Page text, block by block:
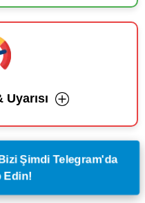
Şimdi Telegram'da
Edin!